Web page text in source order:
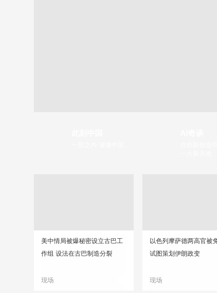
美中情局被爆秘密设立古巴工
作组 设法在古巴制造分裂
现场
以色列摩萨德两高官被
试图策划伊朗政变
现场